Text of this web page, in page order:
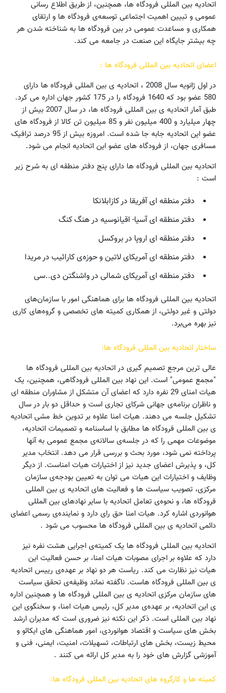
اتحادیه بین المللی فرودگاه ها، همچنین، از طریق اطلاع رسانی
عمومی و تبیین اهمیت اجتماعی توسعه‌ی فرودگاه ها و ارتقای
همکاری و مساعدت عمومی در بین فرودگاه ها به شناخته شدن هر
چه بیشتر جایگاه این صنعت در جامعه می کند.
اعضای اتحادیه‌ بین المللی فرودگاه ها :
در اول ژانویه سال 2008 ، اتحادیه ی بین المللی فرودگاه ها دارای
580 عضو بود که 1640 فرودگاه را در 175 کشور جهان اداره می کرد.
طبق آمار اتحادیه ی بین المللی فرودگاه ها، در سال 2007 بیش از
چهار میلیارد و 400 میلیون نفر و 85 میلیون تن کالا از فرودگاه های
عضو این اتحادیه جابه جا شده است. امروزه بیش از 95 درصد ترافیک
مسافری جهان، از فرودگاه های عضو این اتحادیه انجام می شود.
اتحادیه بین المللی فرودگاه ها دارای پنج دفتر منطقه ای به شرح زیر
است :
دفتر منطقه ای آفریقا در کازابلانکا
دفتر منطقه ای آسیا- اقیانوسیه در هنگ کنگ
دفتر منطقه ای اروپا در بروکسل
دفتر منطقه ای آمریکای لاتین و حوزه‌ی کارائیب در مریدا
دفتر منطقه ای آمریکای شمالی در واشنگتن دی..سی
اتحادیه بین المللی فرودگاه ها برای هماهنگی امور با سازمان‌های
دولتی و غیر دولتی، از همکاری کمیته های تخصصی و گروه‌های کاری
نیز بهره می‌برد.
ساختار اتحادیه‌ بین المللی فرودگاه ها:
عالی ترین مرجع تصمیم گیری در اتحادیه بین المللی فرودگاه ها
"مجمع عمومی" است. این نهاد بین المللی فرودگاهی، همچنین، یک
هیات امنای 29 نفره دارد که اعضای آن متشکل از مشاوران منطقه ای
و ناظران برنامه‌ی جهانی شرکای تجاری است و حداقل دو بار در سال
تشکیل جلسه می دهند. هیات امنا علاوه بر تدوین خط مشی اتحادیه
ی بین المللی فرودگاه ها مطابق با اساسنامه و تصمیمات اتحادیه،
موضوعات مهمی را که در جلسه‌ی سالانه‌ی مجمع عمومی به آنها
پرداخته نمی شود، مورد بحث و بررسی قرار می دهد. انتخاب مدیر
کل، و پذیرش اعضای جدید نیز از اختیارات هیات امناست. از دیگر
وظایف و اختیارات این هیات می توان به تعیین بودجه‌ی سازمان
مرکزی، تصویب سیاست ها و فعالیت های اتحادیه ی بین المللی
فرودگاه ها، و نحوه‌ی تعامل اتحادیه با سایر نهادهای بین المللی
هوانوردی اشاره کرد. هیات امنا حق رای دارد و نماینده‌ی رسمی اعضای
دائمی اتحادیه ی بین المللی فرودگاه ها محسوب می شود .
اتحادیه بین المللی فرودگاه ها یک کمیته‌ی اجرایی هشت نفره نیز
دارد که علاوه بر اجرای مصوبات هیات امنا، بر حسن فعالیت این
هیات نیز نظارت می کند. ریاست هر دو نهاد بر عهده‌ی رییس اتحادیه
ی بین المللی فرودگاه هاست. ناگفته نماند وظیفه‌ی تحقق سیاست
های سازمان مرکزی اتحادیه ی بین المللی فرودگاه ها و همچنین اداره
‌ی این اتحادیه، بر عهده‌ی مدیر کل، رئیس هیات امنا، و سخنگوی این
نهاد بین المللی است. ذکر این نکته نیز ضروری است که مدیران ارشد
بخش های سیاست و اقتصاد هوانوردی، امور هماهنگی های ایکائو و
محیط زیست، بخش های ارتباطات، تسهیلات، امنیت، ایمنی، فنی و
آموزشی گزارش های خود را به مدیر کل ارائه می کنند .
کمیته ها و کارگروه های اتحادیه بین المللی فرودگاه ها: